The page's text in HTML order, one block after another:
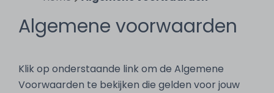
Algemene voorwaarden
Klik op onderstaande link om de Algemene
Voorwaarden te bekijken die gelden voor jouw